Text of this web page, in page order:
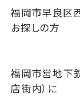
福岡市早良区
お探しの方
福岡市営地下
店街内）に